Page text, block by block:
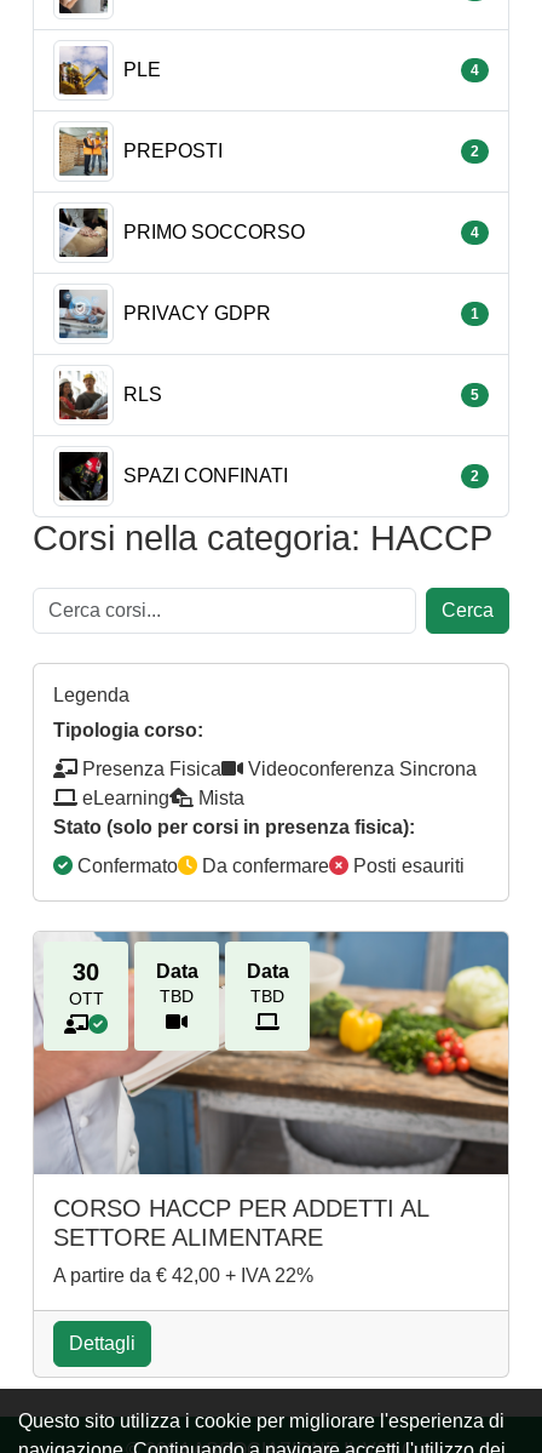
PLE 4
PREPOSTI 2
PRIMO SOCCORSO 4
PRIVACY GDPR 1
RLS 5
SPAZI CONFINATI 2
Corsi nella categoria: HACCP
Cerca
Legenda
Tipologia corso:
Presenza Fisica
Videoconferenza Sincrona
eLearning
Mista
Stato (solo per corsi in presenza fisica):
Confermato
Da confermare Posti esauriti
30
OTT
Data
TBD
Data
TBD
CORSO HACCP PER ADDETTI AL
SETTORE ALIMENTARE
A partire da € 42,00 + IVA 22%
Dettagli
Questo sito utilizza i cookie per migliorare l'esperienza di